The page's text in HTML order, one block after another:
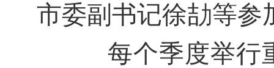
市委副书记徐劼等参
每个季度举行重